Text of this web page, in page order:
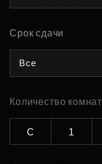
Срок сдачи
Все
Количество комнат
С 1